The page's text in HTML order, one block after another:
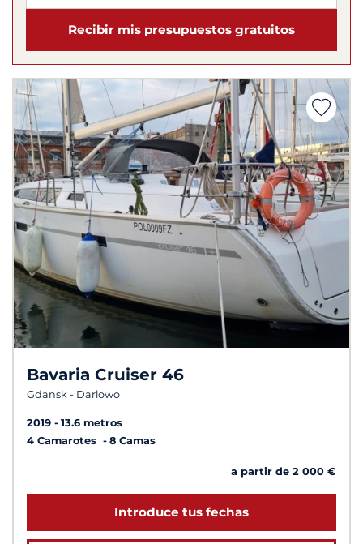
Recibir mis presupuestos gratuitos
Bavaria Cruiser 46
Gdansk - Darlowo
2019
13.6 metros
4 Camarotes
8 Camas
a partir de 2 000 €
Introduce tus fechas